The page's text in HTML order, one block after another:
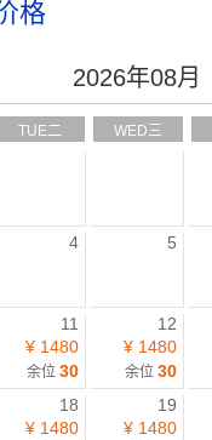
格
2026年08月
TUE二 WED三
4 5
11
¥ 1480
余位 30
12
¥ 1480
余位 30
18
¥ 1480
19
¥ 1480